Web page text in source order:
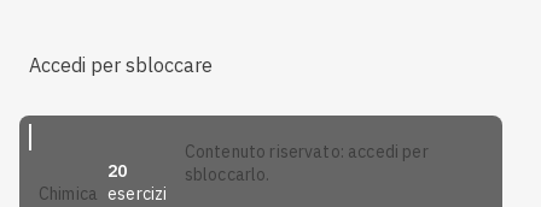
Accedi per sbloccare
chimica
20
esercizi
contenuto riservato: accedi per
sbloccarlo.